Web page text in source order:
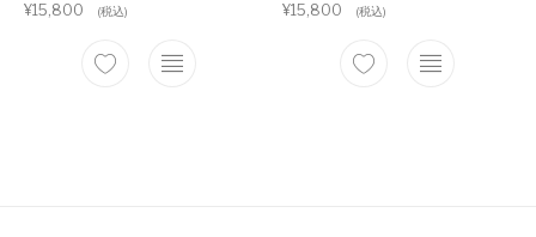
¥15,800 (税込)
¥15,800 (税込)